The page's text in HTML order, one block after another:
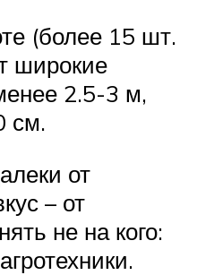
(более 15 шт.
широкие
2.5-3 м,
см.
от
– от
не на кого: